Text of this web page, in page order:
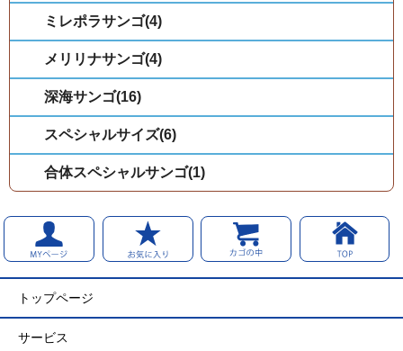
ミレポラサンゴ(4)
メリリナサンゴ(4)
深海サンゴ(16)
スペシャルサイズ(6)
合体スペシャルサンゴ(1)
トップページ
サービス